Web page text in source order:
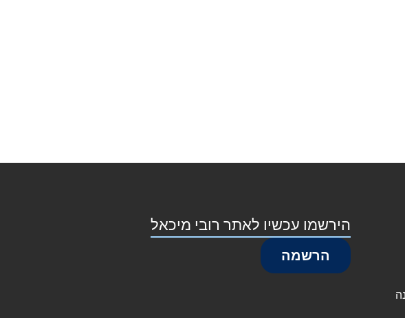
הירשמו עכשיו לאתר רובי מיכאל
הרשמה